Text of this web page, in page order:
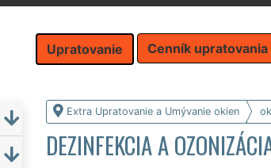
Upratovanie Cenník upratovania
Extra Upratovanie a Umývanie okien
DEZINFEKCIA A